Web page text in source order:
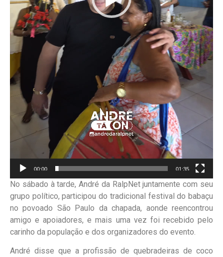
00:00 01:35
No sábado à tarde, André da RalpNet juntamente com seu
grupo político, participou do tradicional festival do babaçu
no povoado São Paulo da chapada, aonde reencontrou
amigo e apoiadores, e mais uma vez foi recebido pelo
carinho da população e dos organizadores do evento.
André disse que a profissão de quebradeiras de coco